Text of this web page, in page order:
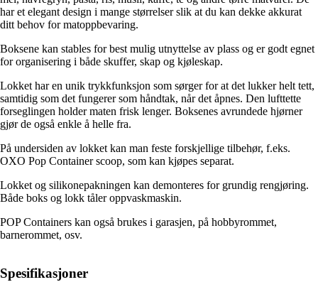
har et elegant design i mange størrelser slik at du kan dekke akkurat
ditt behov for matoppbevaring.
Boksene kan stables for best mulig utnyttelse av plass og er godt egnet
for organisering i både skuffer, skap og kjøleskap.
Lokket har en unik trykkfunksjon som sørger for at det lukker helt tett,
samtidig som det fungerer som håndtak, når det åpnes. Den lufttette
forseglingen holder maten frisk lenger. Boksenes avrundede hjørner
gjør de også enkle å helle fra.
På undersiden av lokket kan man feste forskjellige tilbehør, f.eks.
OXO Pop Container scoop, som kan kjøpes separat.
Lokket og silikonepakningen kan demonteres for grundig rengjøring.
Både boks og lokk tåler oppvaskmaskin.
POP Containers kan også brukes i garasjen, på hobbyrommet,
barnerommet, osv.
Spesifikasjoner